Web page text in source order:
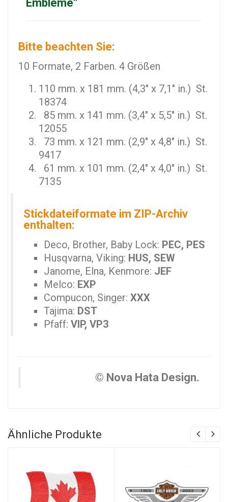
Embleme"
Bitte beachten Sie:
10 Formate, 2 Farben. 4 Größen
110 mm. x 181 mm. (4,3" x 7,1" in.) St.
18374
85 mm. x 141 mm. (3,4" x 5,5" in.) St.
12055
73 mm. x 121 mm. (2,9" x 4,8" in.) St.
9417
61 mm. x 101 mm. (2,4" x 4,0" in.) St.
7135
Stickdateiformate im ZIP-Archiv
enthalten:
Deco, Brother, Baby Lock: PEC, PES
Husqvarna, Viking: HUS, SEW
Janome, Elna, Kenmore: JEF
Melco: EXP
Compucon, Singer: XXX
Tajima: DST
Pfaff: VIP, VP3
© Nova Hata Design.
Ähnliche Produkte